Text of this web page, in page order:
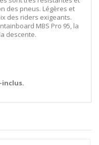
des pneus. Légères et
des riders exigeants.
MBS Pro 95, la
descente.
inclus.